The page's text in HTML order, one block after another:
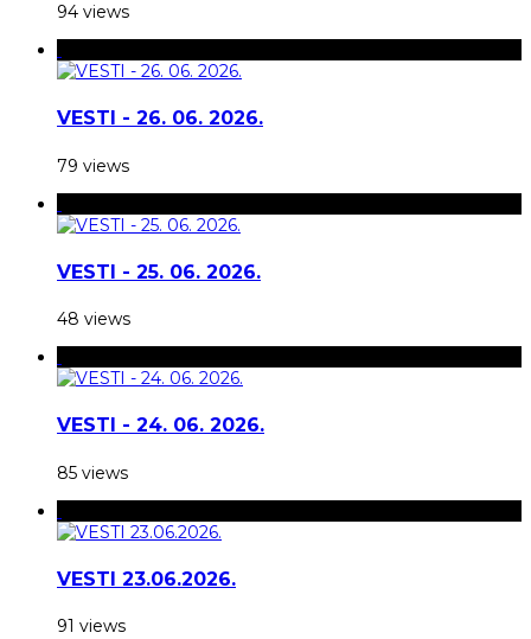
94 views
VESTI - 26. 06. 2026.
79 views
VESTI - 25. 06. 2026.
48 views
VESTI - 24. 06. 2026.
85 views
VESTI 23.06.2026.
91 views